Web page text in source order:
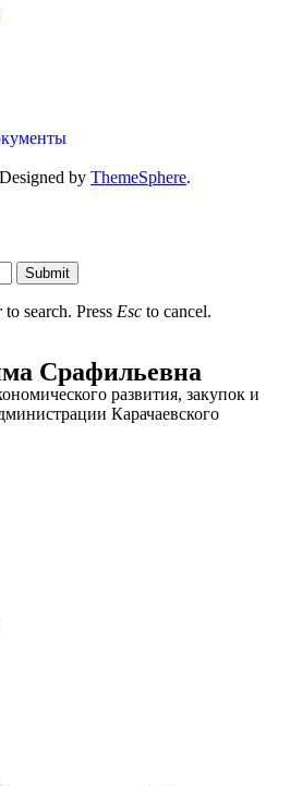
by ThemeSphere.
Submit
to search. Press Esc to cancel.
Срафильевна
развития, закупок и
Карачаевского